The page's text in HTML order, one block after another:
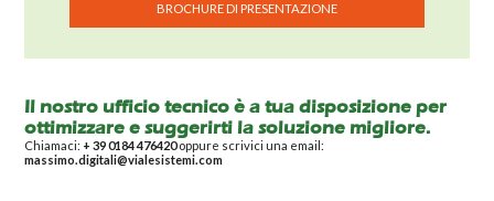
BROCHURE DI PRESENTAZIONE
Il nostro ufficio tecnico è a tua disposizione per
ottimizzare e suggerirti la soluzione migliore.
Chiamaci: + 39 0184 476420oppure scrivici una email:
massimo.digitali@vialesistemi.com